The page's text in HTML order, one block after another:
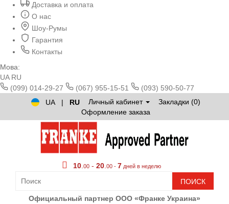
Доставка и оплата
О нас
Шоу-Румы
Гарантия
Контакты
Мова:
UA RU
(099) 014-29-27
(067) 955-15-51
(093) 590-50-77
UA
| RU Личный кабинет
Закладки (0)
Оформление заказа
10 00 - 20 00 - 7 дней в неделю
ПОИСК
Официальный партнер ООО «Франке Украина»